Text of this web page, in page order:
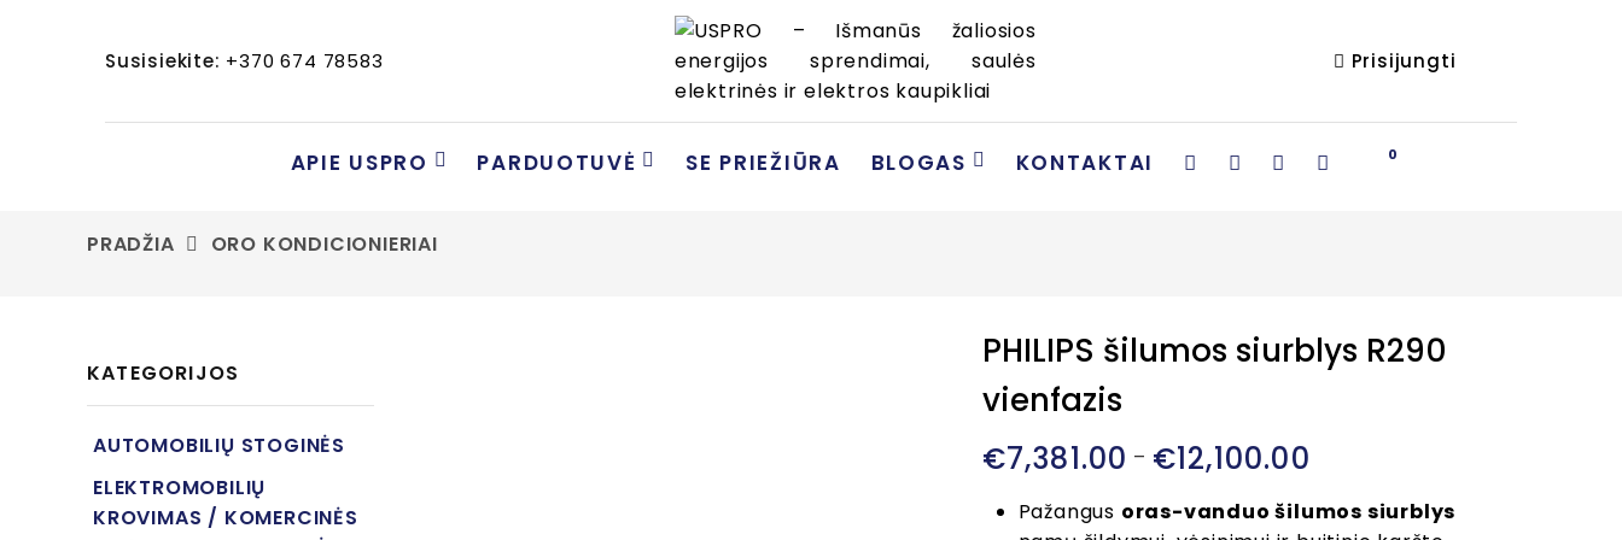
Susisiekite: +370 674 78583 Prisijungti
APIE USPRO PARDUOTUVĖ SE PRIEŽIŪRA BLOGAS KONTAKTAI 0
PRADŽIA ORO KONDICIONIERIAI
KATEGORIJOS
AUTOMOBILIŲ STOGINĖS
ELEKTROMOBILIŲ
KROVIMAS / KOMERCINĖS
PHILIPS šilumos siurblys R290
vienfazis
€7,381.00 – €12,100.00
€7,381.00
Pažangus oras-vanduo šilumos siurblys